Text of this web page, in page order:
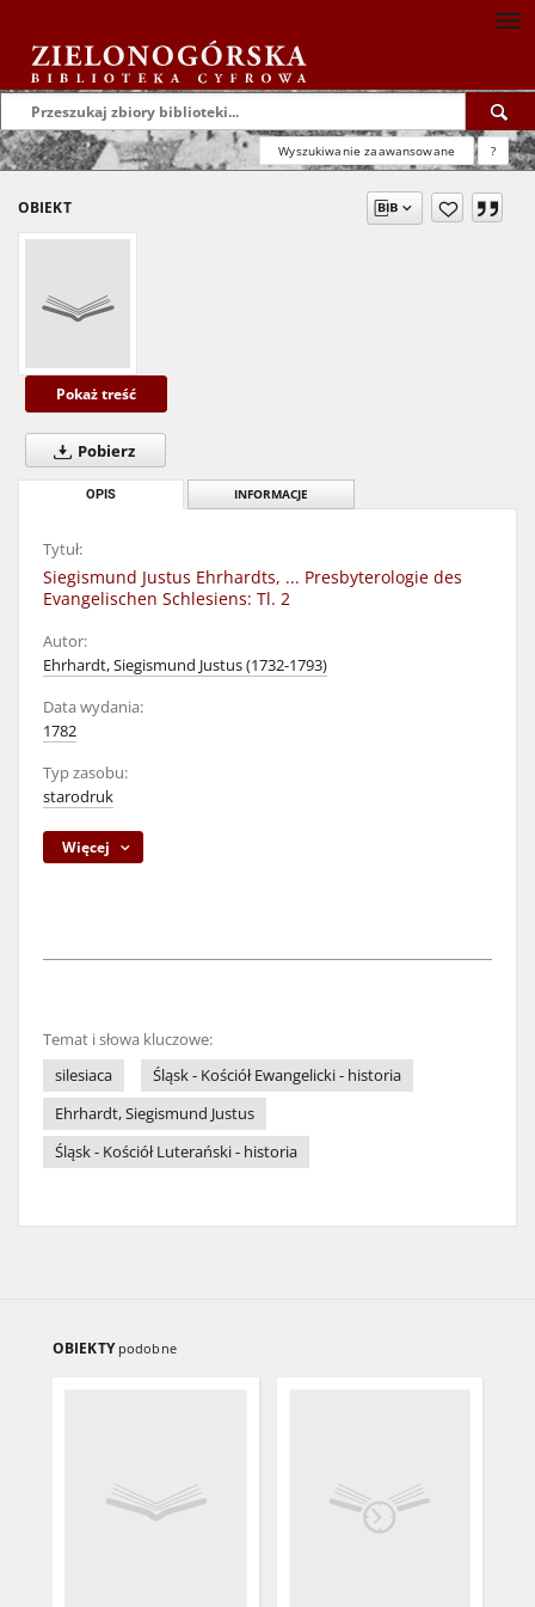
Wyszukiwanie zaawansowane ?
OBIEKT
Pokaż treść
Pobierz
OPIS INFORMACJE
Tytuł:
Siegismund Justus Ehrhardts, ... Presbyterologie des
Evangelischen Schlesiens: Tl. 2
Autor:
Ehrhardt, Siegismund Justus (1732-1793)
Data wydania:
1782
Typ zasobu:
starodruk
Więcej
Temat i słowa kluczowe:
silesiaca
Śląsk - Kościół Ewangelicki - historia
Ehrhardt, Siegismund Justus
Śląsk - Kościół Luterański - historia
OBIEKTY podobne